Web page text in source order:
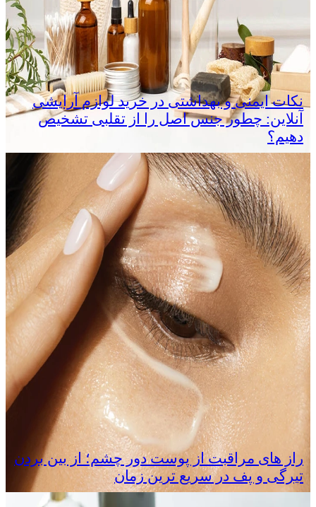
نکات ایمنی و بهداشتی در خرید لوازم آرایشی
آنلاین: چطور جنس اصل را از تقلبی تشخیص
دهیم؟
راز های مراقبت از پوست دور چشم؛ از بین بردن
تیرگی و پف در سریع‌ ترین زمان